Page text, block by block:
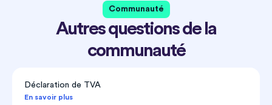
Communauté
Autres questions de la
communauté
Déclaration de TVA
En savoir plus